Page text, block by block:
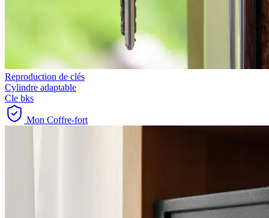
Reproduction de clés
Cylindre adaptable
Cle bks
Mon Coffre-fort